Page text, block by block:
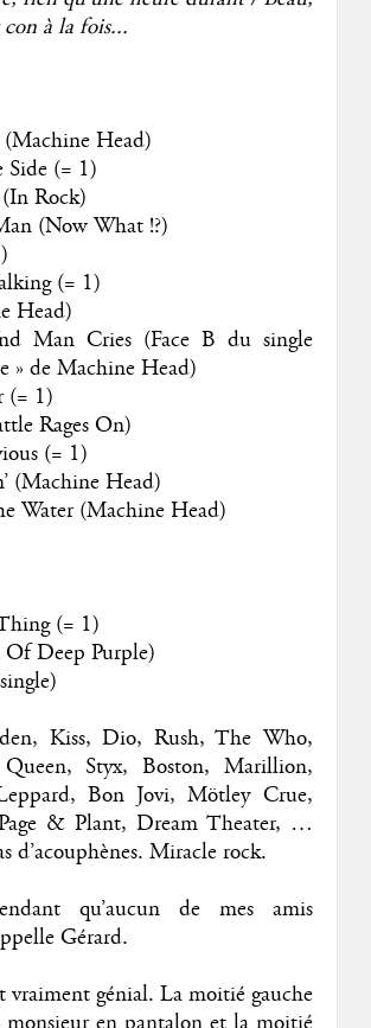
à la fois...
Head)
(= 1)
Rock)
(Now What !?)
(= 1)
Head)
Man Cries (Face B du single
» de Machine Head)
(= 1)
Rages On)
(= 1)
(Machine Head)
Water (Machine Head)
(= 1)
Of Deep Purple)
Kiss, Dio, Rush, The Who,
Styx, Boston, Marillion,
Bon Jovi, Mötley Crue,
Page & Plant, Dream Theater, …
d’acouphènes. Miracle rock.
qu’aucun de mes amis
Gérard.
vraiment génial. La moitié gauche